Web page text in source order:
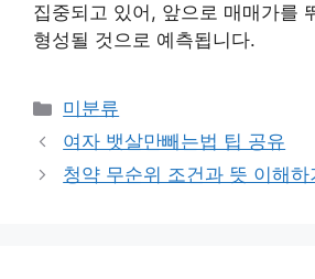
집중되고 있어, 앞으로 매매가를
형성될 것으로 예측됩니다.
Categories
미분류
여자 뱃살만빼는법 팁 공유
청약 무순위 조건과 뜻 이해하